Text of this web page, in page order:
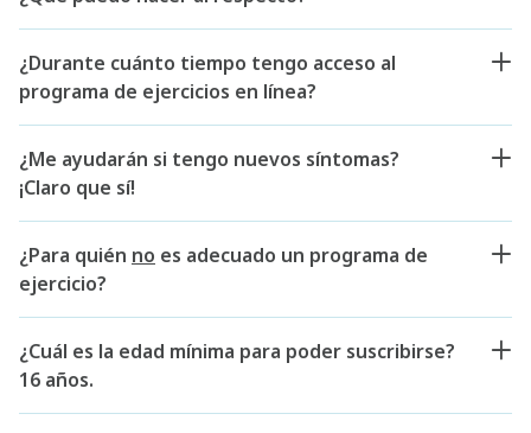
¿Durante cuánto tiempo tengo acceso al
programa de ejercicios en línea?
¿Me ayudarán si tengo nuevos síntomas?
¡Claro que sí!
¿Para quién no es adecuado un programa de
ejercicio?
¿Cuál es la edad mínima para poder suscribirse?
16 años.